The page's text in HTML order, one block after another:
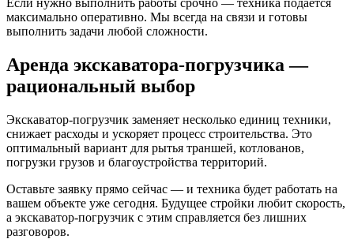
Если нужно выполнить работы срочно — техника подается
максимально оперативно. Мы всегда на связи и готовы
выполнить задачи любой сложности.
Аренда экскаватора-погрузчика —
рациональный выбор
Экскаватор-погрузчик заменяет несколько единиц техники,
снижает расходы и ускоряет процесс строительства. Это
оптимальный вариант для рытья траншей, котлованов,
погрузки грузов и благоустройства территорий.
Оставьте заявку прямо сейчас — и техника будет работать на
вашем объекте уже сегодня. Будущее стройки любит скорость,
а экскаватор-погрузчик с этим справляется без лишних
разговоров.